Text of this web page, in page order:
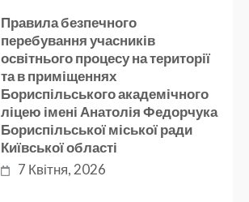
Правила безпечного
перебування учасників
освітнього процесу на території
та в приміщеннях
Бориспільського академічного
ліцею імені Анатолія Федорчука
Бориспільської міської ради
Київської області
7 Квітня, 2026